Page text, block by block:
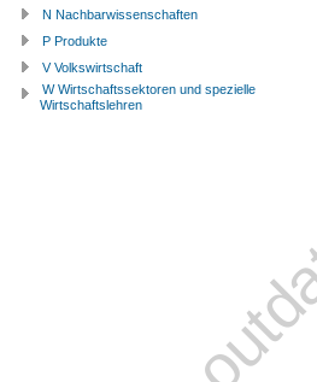
N Nachbarwissenschaften
P Produkte
V Volkswirtschaft
W Wirtschaftssektoren und spezielle
Wirtschaftslehren